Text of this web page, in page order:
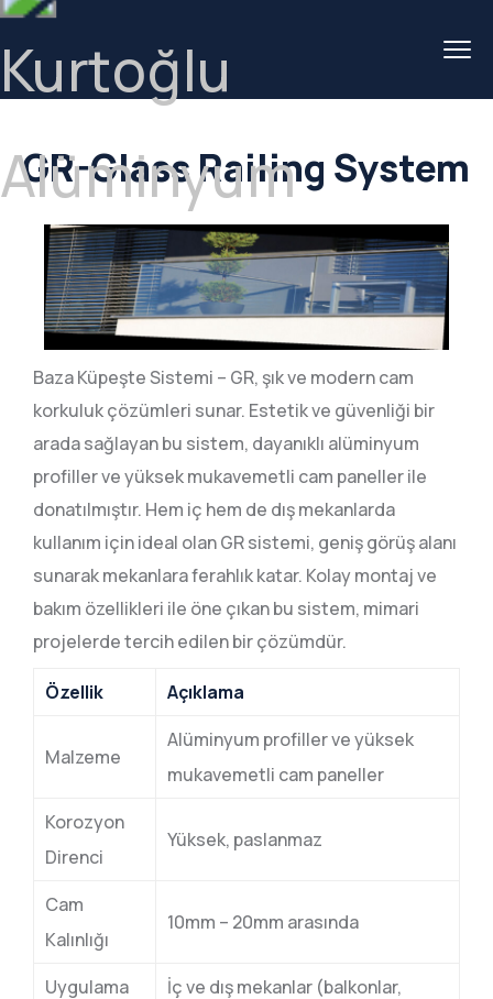
GR-Glass Railing System
Baza Küpeşte Sistemi – GR, şık ve modern cam
korkuluk çözümleri sunar. Estetik ve güvenliği bir
arada sağlayan bu sistem, dayanıklı alüminyum
profiller ve yüksek mukavemetli cam paneller ile
donatılmıştır. Hem iç hem de dış mekanlarda
kullanım için ideal olan GR sistemi, geniş görüş alanı
sunarak mekanlara ferahlık katar. Kolay montaj ve
bakım özellikleri ile öne çıkan bu sistem, mimari
projelerde tercih edilen bir çözümdür.
Özellik Açıklama
Malzeme
Alüminyum profiller ve yüksek
mukavemetli cam paneller
Korozyon
Direnci
Yüksek, paslanmaz
Cam
Kalınlığı
10mm – 20mm arasında
Uygulama
İç ve dış mekanlar (balkonlar,